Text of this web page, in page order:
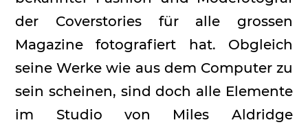
der Coverstories für alle grossen
Magazine fotografiert hat. Obgleich
seine Werke wie aus dem Computer zu
sein scheinen, sind doch alle Elemente
im Studio von Miles Aldridge